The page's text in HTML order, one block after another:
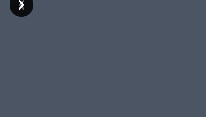
Previous
Next